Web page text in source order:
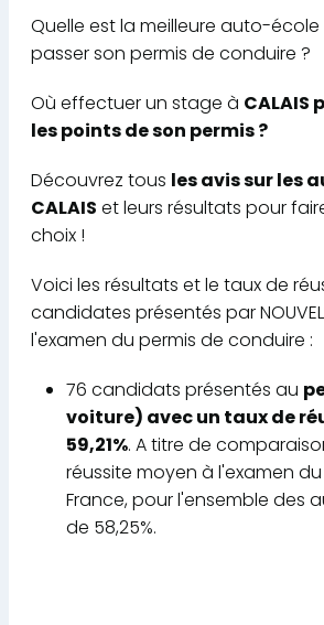
Quelle est la meilleure auto-école
passer son permis de conduire ?
Où effectuer un stage à CALAIS
les points de son permis ?
Découvrez tous les avis sur les
CALAIS et leurs résultats pour
choix !
Voici les résultats et le taux de
candidates présentés par
l'examen du permis de conduire :
76 candidats présentés au
voiture) avec un taux de
59,21%. A titre de
réussite moyen à l'examen du
France, pour l'ensemble des
de 58,25%.